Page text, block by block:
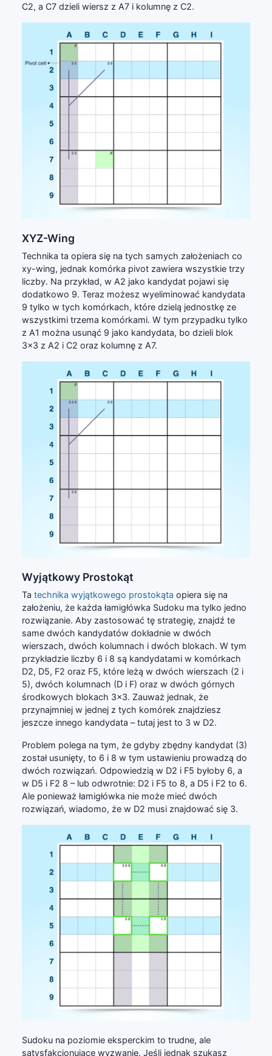
C2, a C7 dzieli wiersz z A7 i kolumnę z C2.
XYZ-Wing
Technika ta opiera się na tych samych założeniach co
xy-wing, jednak komórka pivot zawiera wszystkie trzy
liczby. Na przykład, w A2 jako kandydat pojawi się
dodatkowo 9. Teraz możesz wyeliminować kandydata
9 tylko w tych komórkach, które dzielą jednostkę ze
wszystkimi trzema komórkami. W tym przypadku tylko
z A1 można usunąć 9 jako kandydata, bo dzieli blok
3x3 z A2 i C2 oraz kolumnę z A7.
Wyjątkowy Prostokąt
Ta technika wyjątkowego prostokąta opiera się na
założeniu, że każda łamigłówka Sudoku ma tylko jedno
rozwiązanie. Aby zastosować tę strategię, znajdź te
same dwóch kandydatów dokładnie w dwóch
wierszach, dwóch kolumnach i dwóch blokach. W tym
przykładzie liczby 6 i 8 są kandydatami w komórkach
D2, D5, F2 oraz F5, które leżą w dwóch wierszach (2 i
5), dwóch kolumnach (D i F) oraz w dwóch górnych
środkowych blokach 3x3. Zauważ jednak, że
przynajmniej w jednej z tych komórek znajdziesz
jeszcze innego kandydata – tutaj jest to 3 w D2.
Problem polega na tym, że gdyby zbędny kandydat (3)
został usunięty, to 6 i 8 w tym ustawieniu prowadzą do
dwóch rozwiązań. Odpowiedzią w D2 i F5 byłoby 6, a
w D5 i F2 8 – lub odwrotnie: D2 i F5 to 8, a D5 i F2 to 6.
Ale ponieważ łamigłówka nie może mieć dwóch
rozwiązań, wiadomo, że w D2 musi znajdować się 3.
Sudoku na poziomie eksperckim to trudne, ale
satysfakcjonujące wyzwanie. Jeśli jednak szukasz